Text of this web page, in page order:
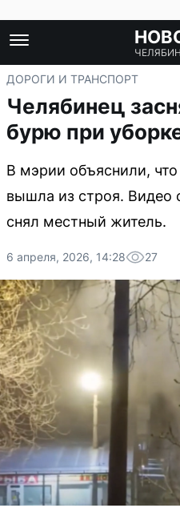
ДОРОГИ И ТРАНСПОРТ
Челябинец
бурю при
В мэрии объяснили,
вышла из строя.
снял местный житель.
6 апреля, 2026, 14:28 27